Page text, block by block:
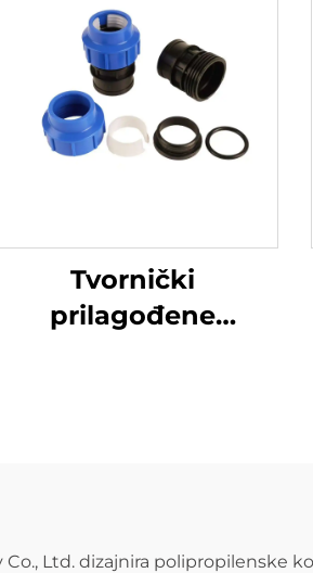
Tvornički
prilagođene
Ltd. dizajnira polipropilenske